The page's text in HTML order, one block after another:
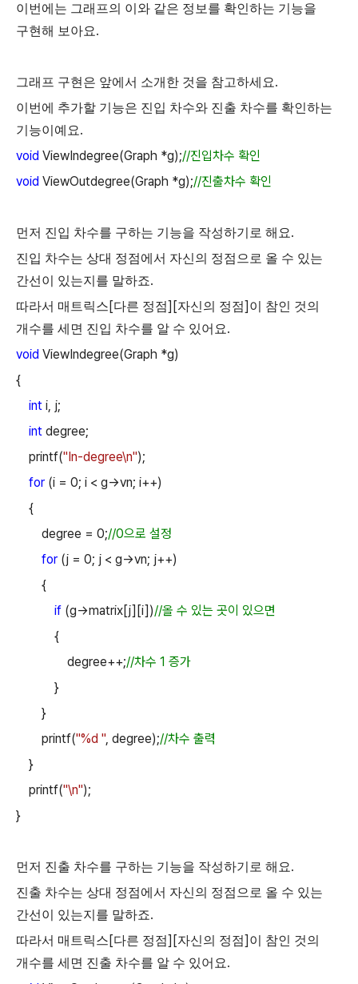
이번에는 그래프의 이와 같은 정보를 확인하는 기능을
구현해 보아요.
그래프 구현은 앞에서 소개한 것을 참고하세요.
이번에 추가할 기능은 진입 차수와 진출 차수를 확인하는
기능이예요.
void ViewIndegree(Graph *g);//진입차수 확인
void ViewOutdegree(Graph *g);//진출차수 확인
먼저 진입 차수를 구하는 기능을 작성하기로 해요.
진입 차수는 상대 정점에서 자신의 정점으로 올 수 있는
간선이
있는지를 말하죠.
따라서 매트릭스 [다른 정점][자신의 정점] 이 참인 것의
개수를 세면 진입 차수를 알 수 있어요.
void ViewIndegree(Graph *g)
{
int i, j;
int degree;
printf("In-degree\n");
for (i = 0; i < g->vn; i++)
{
degree = 0;//0으로 설정
for (j = 0; j < g->vn; j++)
{
if (g->matrix[j][i])//올 수 있는 곳이 있으면
{
degree++;//차수 1 증가
}
}
printf("%d ", degree);//차수 출력
}
printf("\n");
}
먼저 진출 차수를 구하는 기능을 작성하기로 해요.
진출 차수는 상대 정점에서 자신의 정점으로 올 수 있는
간선이
있는지를 말하죠.
따라서 매트릭스 [다른 정점][자신의 정점] 이 참인 것의
개수를 세면 진출 차수를 알 수 있어요.